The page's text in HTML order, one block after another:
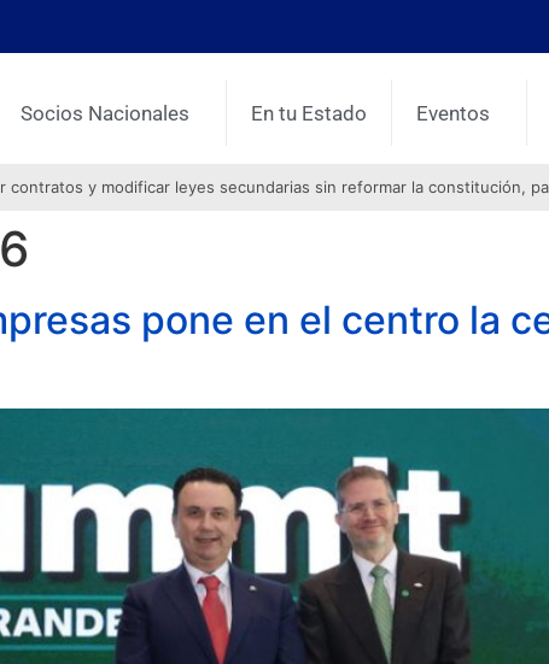
Socios Nacionales En tu Estado Eventos
contratos y modificar leyes secundarias sin reformar la constitución,
pone en el centro la